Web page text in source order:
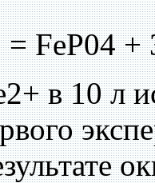
= FeP04 +
в 10 л